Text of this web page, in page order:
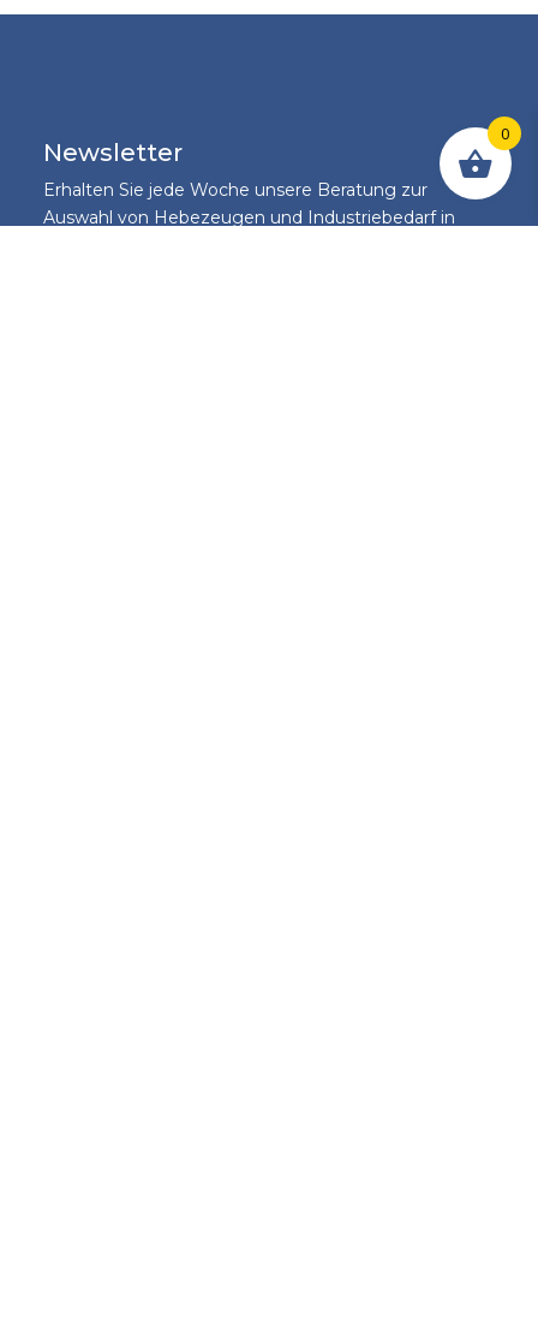
Newsletter
Erhalten Sie jede Woche unsere Beratung zur
Auswahl von Hebezeugen und Industriebedarf in
0